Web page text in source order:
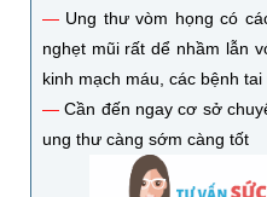
—Ung thư vòm họng có
nghẹt mũi rất dể nhầm lẫn
kinh mạch máu, các bệnh tai
—Cần đến ngay cơ sở
ung thư càng sớm càng tốt